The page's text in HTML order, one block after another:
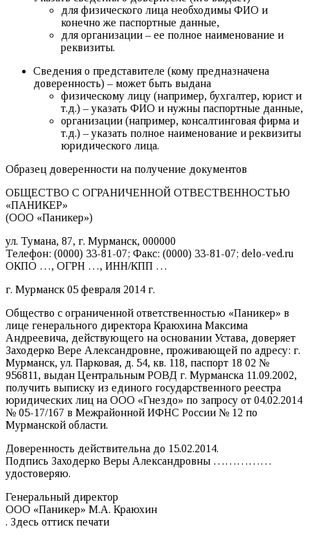
для физического лица необходимы ФИО и
конечно же паспортные данные,
для организации – ее полное наименование и
реквизиты.
Сведения о представителе (кому предназначена
доверенность) – может быть выдана
физическому лицу (например, бухгалтер, юрист и
т.д.) – указать ФИО и нужны паспортные данные,
организации (например, консалтинговая фирма и
т.д.) – указать полное наименование и реквизиты
юридического лица.
Образец доверенности на получение документов
ОБЩЕСТВО С ОГРАНИЧЕННОЙ ОТВЕСТВЕННОСТЬЮ
«ПАНИКЕР»
(ООО «Паникер»)
ул. Тумана, 87, г. Мурманск, 000000
Телефон: (0000) 33-81-07; Факс: (0000) 33-81-07; delo-ved.ru
ОКПО …, ОГРН …, ИНН/КПП …
г. Мурманск 05 февраля 2014 г.
Общество с ограниченной ответственностью «Паникер» в
лице генерального директора Краюхина Максима
Андреевича, действующего на основании Устава, доверяет
Заходерко Вере Александровне, проживающей по адресу: г.
Мурманск, ул. Парковая, д. 54, кв. 118, паспорт 18 02 №
956811, выдан Центральным РОВД г. Мурманска 11.09.2002,
получить выписку из единого государственного реестра
юридических лиц на ООО «Гнездо» по запросу от 04.02.2014
№ 05-17/167 в Межрайонной ИФНС России № 12 по
Мурманской области.
Доверенность действительна до 15.02.2014.
Подпись Заходерко Веры Александровны ……………
удостоверяю.
Генеральный директор
ООО «Паникер» М.А. Краюхин
. Здесь оттиск печати